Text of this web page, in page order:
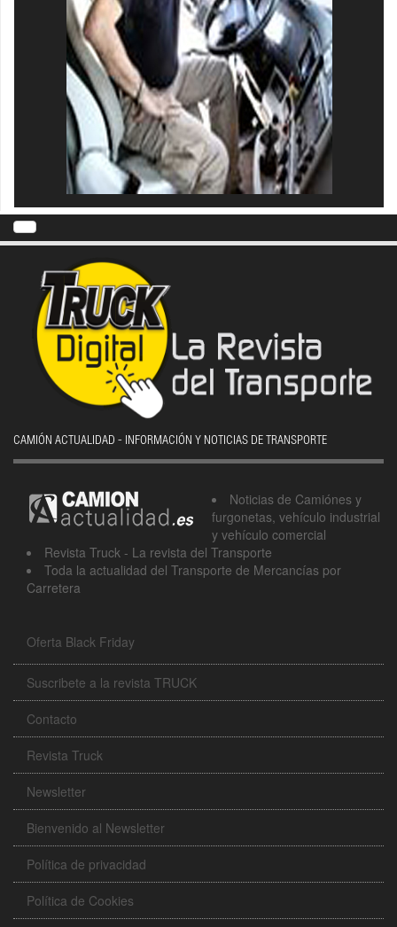
CAMIÓN ACTUALIDAD - INFORMACIÓN Y NOTICIAS DE TRANSPORTE
Noticias de Camiónes y
furgonetas, vehículo industrial
y vehículo comercial
Revista Truck - La revista del Transporte
Toda la actualidad del Transporte de Mercancías por
Carretera
Oferta Black Friday
Suscribete a la revista TRUCK
Contacto
Revista Truck
Newsletter
Bienvenido al Newsletter
Política de privacidad
Política de Cookies